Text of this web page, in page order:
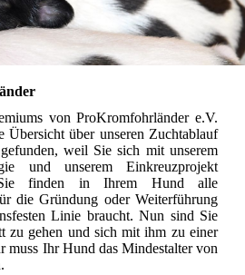
von ProKromfohrländer e.V.
Übersicht über unseren Zuchtablauf
weil Sie sich mit unserem
und unserem Einkreuzprojekt
Sie finden in Ihrem Hund alle
die Gründung oder Weiterführung
Linie braucht. Nun sind Sie
zu gehen und sich mit ihm zu einer
muss Ihr Hund das Mindestalter von